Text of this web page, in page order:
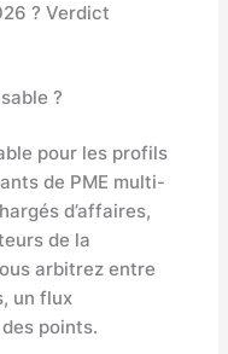
? Verdict
?
pour les profils
de PME multi-
d’affaires,
de la
arbitrez entre
un flux
points.